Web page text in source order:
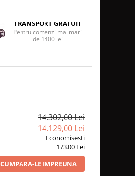
TRANSPORT GRATUIT
Pentru comenzi mai mari
de 1400 lei
14.302,00 Lei
14.129,00 Lei
Economisesti
173,00 Lei
CUMPARA-LE IMPREUNA